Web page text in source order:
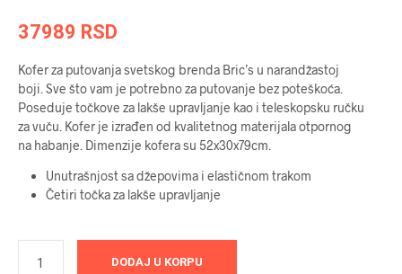
37989 RSD
Kofer za putovanja svetskog brenda Bric’s u narandžastoj
boji. Sve što vam je potrebno za putovanje bez poteškoća.
Poseduje točkove za lakše upravljanje kao i teleskopsku ručku
za vuču. Kofer je izrađen od kvalitetnog materijala otpornog
na habanje. Dimenzije kofera su 52x30x79cm.
Unutrašnjost sa džepovima i elastičnom trakom
Četiri točka za lakše upravljanje
DODAJ U KORPU